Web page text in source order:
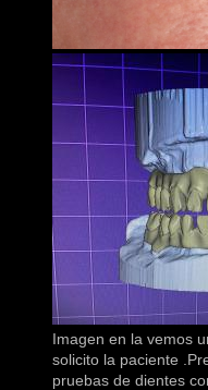
Imagen en la vemos
solicito la paciente
pruebas de dientes